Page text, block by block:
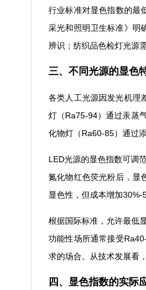
行业标准对显色指数的最
采光和照明卫生标准》明
辨识；纺织品色检灯光
三、不同光源的显
各类人工光源因发光机理
灯（Ra75-94）通过汞蒸气
化物灯（Ra60-85）通过添
LED光源的显色指数可调范
氮化物红色荧光粉后，
显色性，但成本增加30%-
根据国际标准，允许最低
功能性场所通常接受Ra40-
求的场合。从技术发展
四、显色指数的实